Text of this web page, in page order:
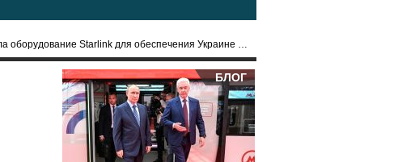
Starlink для обеспечения Украине связи на фронте
БЛОГ